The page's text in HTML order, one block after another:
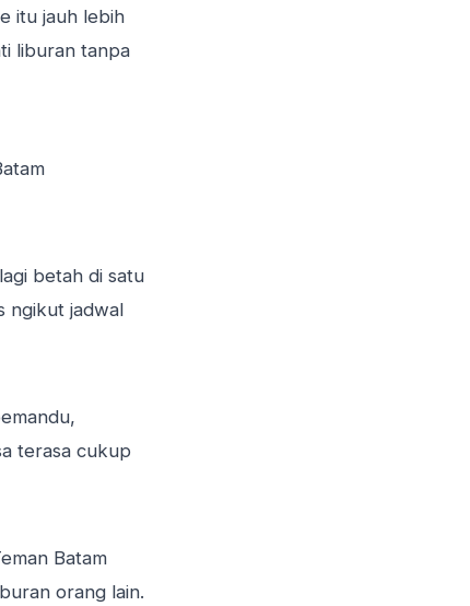
itu jauh lebih
liburan tanpa
betah di satu
ngikut jadwal
terasa cukup
Batam
orang lain.